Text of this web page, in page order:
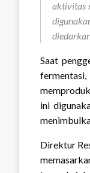
aktivitas
Saat
ini
Direktur